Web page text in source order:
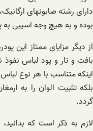
دارای رشته صابونهای
بوده و به هیچ وجه اسیبی
از دیگر مزایای ممتاز این
بافت و تار و پود لباس
اینکه متناسب با هر نوع لباس
بلکه تثبیت الوان را به
گردد.
لازم به ذکر است که بدانید،